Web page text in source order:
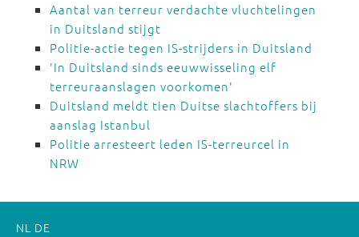
Aantal van terreur verdachte vluchtelingen
in Duitsland stijgt
Politie-actie tegen IS-strijders in Duitsland
'In Duitsland sinds eeuwwisseling elf
terreuraanslagen voorkomen'
Duitsland meldt tien Duitse slachtoffers bij
aanslag Istanbul
Politie arresteert leden IS-terreurcel in
NRW
NL DE